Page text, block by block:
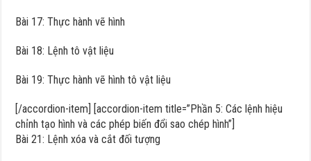
Bài 17: Thực hành vẽ hình
Bài 18: Lệnh tô vật liệu
Bài 19: Thực hành vẽ hình tô vật liệu
[/accordion-item] [accordion-item title=”Phần 5: Các lệnh hiệu
chỉnh tạo hình và các phép biến đổi sao chép hình”]
Bài 21: Lệnh xóa và cắt đối tượng